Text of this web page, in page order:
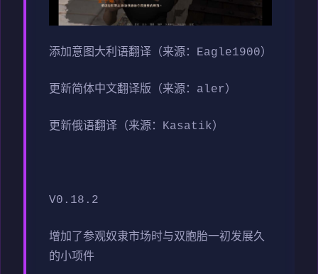
添加意图大利语翻译（来源：Eagle1900）
更新简体中文翻译版（来源：aler）
更新俄语翻译（来源：Kasatik）
V0.18.2
增加了参观奴隶市场时与双胞胎一初发展久
的小项件